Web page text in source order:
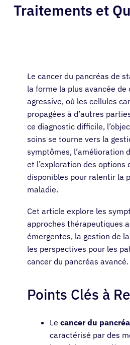
Traitements et
Le cancer du pancréas de
la forme la plus avancée
agressive, où les cellules
propagées à d’autres
ce diagnostic difficile,
soins se tourne vers la
symptômes, l’amélioration
et l’exploration des options
disponibles pour ralentir la
maladie.
Cet article explore les
approches thérapeutiques
émergentes, la gestion de
les perspectives pour les
cancer du pancréas avancé.
Points Clés à
Le cancer du
caractérisé par des